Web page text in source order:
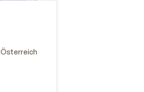
Österreich